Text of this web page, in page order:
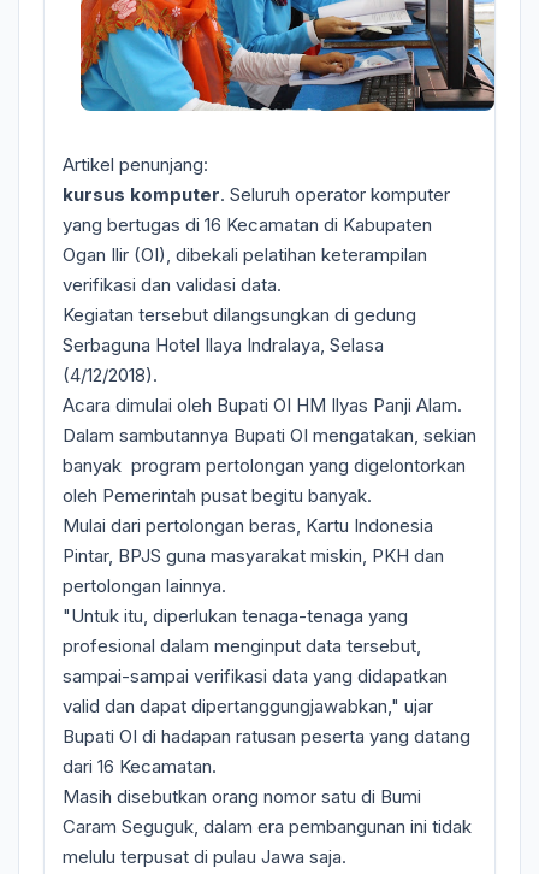
Artikel penunjang:
kursus komputer. Seluruh operator komputer
yang bertugas di 16 Kecamatan di Kabupaten
Ogan Ilir (OI), dibekali pelatihan keterampilan
verifikasi dan validasi data.
Kegiatan tersebut dilangsungkan di gedung
Serbaguna Hotel Ilaya Indralaya, Selasa
(4/12/2018).
Acara dimulai oleh Bupati OI HM Ilyas Panji Alam.
Dalam sambutannya Bupati OI mengatakan, sekian
banyak program pertolongan yang digelontorkan
oleh Pemerintah pusat begitu banyak.
Mulai dari pertolongan beras, Kartu Indonesia
Pintar, BPJS guna masyarakat miskin, PKH dan
pertolongan lainnya.
"Untuk itu, diperlukan tenaga-tenaga yang
profesional dalam menginput data tersebut,
sampai-sampai verifikasi data yang didapatkan
valid dan dapat dipertanggungjawabkan," ujar
Bupati OI di hadapan ratusan peserta yang datang
dari 16 Kecamatan.
Masih disebutkan orang nomor satu di Bumi
Caram Seguguk, dalam era pembangunan ini tidak
melulu terpusat di pulau Jawa saja.